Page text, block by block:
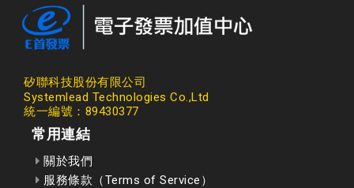
矽聯科技股份有限公司
Systemlead Technologies Co.,Ltd
統一編號：89430377
常用連結
關於我們
服務條款（Terms of Service）